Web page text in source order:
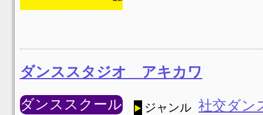
ダンススタジオ アキカワ
ダンススクール ジャンル 社交ダン